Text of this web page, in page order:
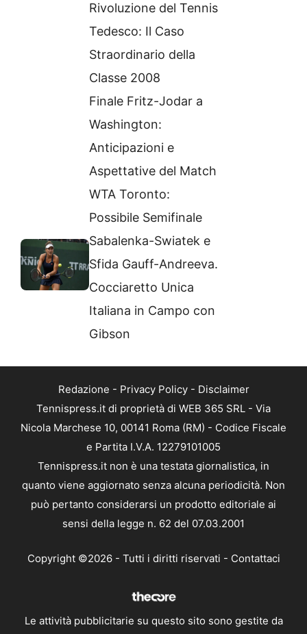
Rivoluzione del Tennis
Tedesco: Il Caso
Straordinario della
Classe 2008
Finale Fritz-Jodar a
Washington:
Anticipazioni e
Aspettative del Match
WTA Toronto:
Possibile Semifinale
Sabalenka-Swiatek e
Sfida Gauff-Andreeva.
Cocciaretto Unica
Italiana in Campo con
Gibson
Redazione - Privacy Policy- Disclaimer
Tennispress.it di proprietà di WEB 365 SRL - Via
Nicola Marchese 10, 00141 Roma (RM) - Codice Fiscale
e Partita I.V.A. 12279101005
Tennispress.it non è una testata giornalistica, in
quanto viene aggiornato senza alcuna periodicità. Non
può pertanto considerarsi un prodotto editoriale ai
sensi della legge n. 62 del 07.03.2001
Copyright ©2026 - Tutti i diritti riservati - Contattaci
Le attività pubblicitarie su questo sito sono gestite da